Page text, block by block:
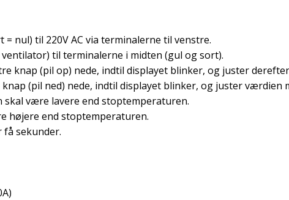
nul) til 220V AC via terminalerne til venstre.
til terminalerne i midten (gul og sort).
knap (pil op) nede, indtil displayet blinker, og juster
(pil ned) nede, indtil displayet blinker, og juster værdien
være lavere end stoptemperaturen.
højere end stoptemperaturen.
sekunder.